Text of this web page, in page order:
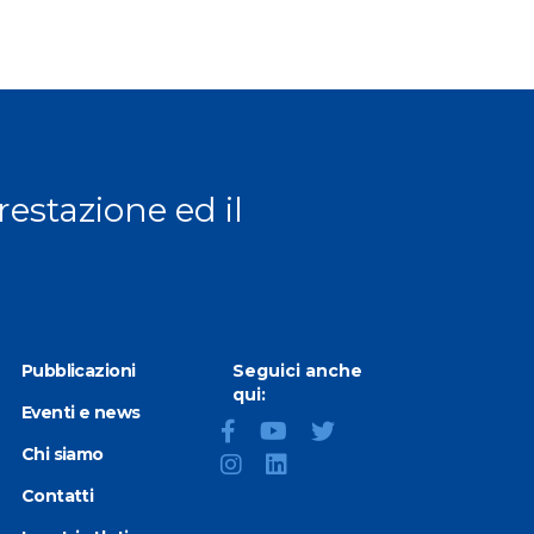
ed il
Pubblicazioni
Eventi e news
Chi siamo
Contatti
Seguici anche
qui: